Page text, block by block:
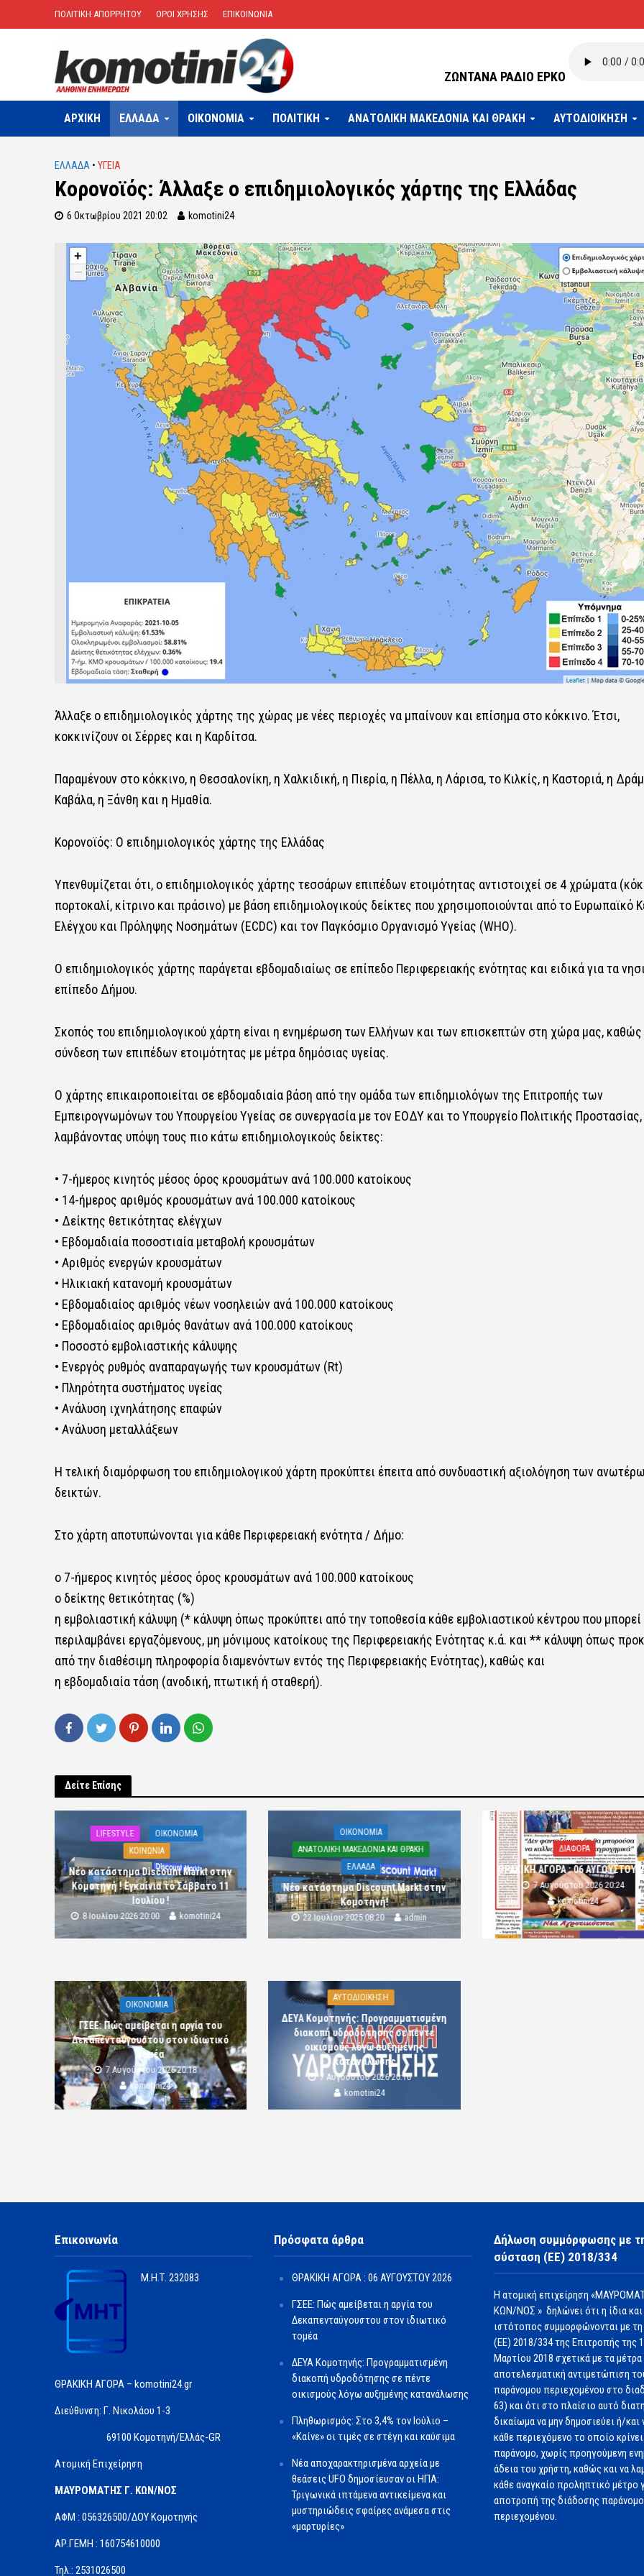
ΠΟΛΙΤΙΚΗ ΑΠΟΡΡΗΤΟΥ ΟΡΟΙ ΧΡΗΣΗΣ ΕΠΙΚΟΙΝΩΝΙΑ
ΖΩΝΤΑΝΑ ΡΑΔΙΟ ΕΡΚΟ
ΑΡΧΙΚΗ ΕΛΛΑΔΑ OIKONOMIA ΠΟΛΙΤΙΚΗ ΑΝΑΤΟΛΙΚΗ ΜΑΚΕΔΟΝΙΑ ΚΑΙ ΘΡΑΚΗ ΑΥΤΟΔΙΟΙΚΗΣΗ
ΕΛΛΑΔΑ • ΥΓΕΙΑ
Κορονοϊός: Άλλαξε ο επιδημιολογικός χάρτης της Ελλάδας
6 Οκτωβρίου 2021 20:02 komotini24
Άλλαξε ο επιδημιολογικός χάρτης της χώρας με νέες περιοχές να μπαίνουν και επίσημα στο κόκκινο. Έτσι,
κοκκινίζουν οι Σέρρες και η Καρδίτσα.
Παραμένουν στο κόκκινο, η Θεσσαλονίκη, η Χαλκιδική, η Πιερία, η Πέλλα, η Λάρισα, το Κιλκίς, η Καστοριά, η
Καβάλα, η Ξάνθη και η Ημαθία.
Κορονοϊός: Ο επιδημιολογικός χάρτης της Ελλάδας
Υπενθυμίζεται ότι, ο επιδημιολογικός χάρτης τεσσάρων επιπέδων ετοιμότητας αντιστοιχεί σε 4 χρώματα
πορτοκαλί, κίτρινο και πράσινο) με βάση επιδημιολογικούς δείκτες που χρησιμοποιούνται από το Ευρωπαϊκό
Ελέγχου και Πρόληψης Νοσημάτων (ECDC) και τον Παγκόσμιο Οργανισμό Υγείας (WHO).
Ο επιδημιολογικός χάρτης παράγεται εβδομαδιαίως σε επίπεδο Περιφερειακής ενότητας και ειδικά για τα
επίπεδο Δήμου.
Σκοπός του επιδημιολογικού χάρτη είναι η ενημέρωση των Ελλήνων και των επισκεπτών στη χώρα μας, καθώς
σύνδεση των επιπέδων ετοιμότητας με μέτρα δημόσιας υγείας.
Ο χάρτης επικαιροποιείται σε εβδομαδιαία βάση από την ομάδα των επιδημιολόγων της Επιτροπής των
Εμπειρογνωμόνων του Υπουργείου Υγείας σε συνεργασία με τον ΕΟΔΥ και το Υπουργείο Πολιτικής Προστασίας,
λαμβάνοντας υπόψη τους πιο κάτω επιδημιολογικούς δείκτες:
• 7-ήμερος κινητός μέσος όρος κρουσμάτων ανά 100.000 κατοίκους
• 14-ήμερος αριθμός κρουσμάτων ανά 100.000 κατοίκους
• Δείκτης θετικότητας ελέγχων
• Εβδομαδιαία ποσοστιαία μεταβολή κρουσμάτων
• Αριθμός ενεργών κρουσμάτων
• Ηλικιακή κατανομή κρουσμάτων
• Εβδομαδιαίος αριθμός νέων νοσηλειών ανά 100.000 κατοίκους
• Εβδομαδιαίος αριθμός θανάτων ανά 100.000 κατοίκους
• Ποσοστό εμβολιαστικής κάλυψης
• Ενεργός ρυθμός αναπαραγωγής των κρουσμάτων (Rt)
• Πληρότητα συστήματος υγείας
• Ανάλυση ιχνηλάτησης επαφών
• Ανάλυση μεταλλάξεων
Η τελική διαμόρφωση του επιδημιολογικού χάρτη προκύπτει έπειτα από συνδυαστική αξιολόγηση των
δεικτών.
Στο χάρτη αποτυπώνονται για κάθε Περιφερειακή ενότητα / Δήμο:
ο 7-ήμερος κινητός μέσος όρος κρουσμάτων ανά 100.000 κατοίκους
ο δείκτης θετικότητας (%)
η εμβολιαστική κάλυψη (* κάλυψη όπως προκύπτει από την τοποθεσία κάθε εμβολιαστικού κέντρου που μπορεί
περιλαμβάνει εργαζόμενους, μη μόνιμους κατοίκους της Περιφερειακής Ενότητας κ.ά. και ** κάλυψη όπως
από την διαθέσιμη πληροφορία διαμενόντων εντός της Περιφερειακής Ενότητας), καθώς και
η εβδομαδιαία τάση (ανοδική, πτωτική ή σταθερή).
Δείτε Επίσης
LIFESTYLE
OIKONOMIA
ΚΟΙΝΩΝΙΑ
Νέο κατάστημα Discount Markt στην
Κομοτηνή ! Εγκαίνια το Σάββατο 11
Ιουλίου !
8 Ιουλίου 2026 20:00 komotini24
OIKONOMIA
ΑΝΑΤΟΛΙΚΗ ΜΑΚΕΔΟΝΙΑ ΚΑΙ ΘΡΑΚΗ
ΕΛΛΑΔΑ
Νέο κατάστημα Discount Markt στην
Κομοτηνή!
22 Ιουλίου 2025 08:20 admin
ΔΙΑΦΟΡΑ
ΘΡΑΚΙΚΗ ΑΓΟΡΑ : 06 ΑΥΓΟΥΣΤΟΥ
7 Αυγούστου 2026 20:24
komotini24
OIKONOMIA
ΓΣΕΕ: Πώς αμείβεται η αργία του
Δεκαπενταύγουστου στον ιδιωτικό
τομέα
7 Αυγούστου 2026 20:18
komotini24
ΑΥΤΟΔΙΟΙΚΗΣΗ
ΔΕΥΑ Κομοτηνής: Προγραμματισμένη
διακοπή υδροδότησης σε πέντε
οικισμούς λόγω αυξημένης
κατανάλωσης
7 Αυγούστου 2026 20:16
komotini24
Επικοινωνία
Μ.Η.Τ. 232083
ΘΡΑΚΙΚΗ ΑΓΟΡΑ – komotini24.gr
Διεύθυνση: Γ. Νικολάου 1-3
69100 Κομοτηνή/Ελλάς-GR
Ατομική Επιχείρηση
ΜΑΥΡΟΜΑΤΗΣ Γ. ΚΩΝ/ΝΟΣ
ΑΦΜ : 056326500/ΔOΥ Κομοτηνής
ΑΡ.ΓΕΜΗ : 160754610000
Τηλ.: 2531026500
Πρόσφατα άρθρα
ΘΡΑΚΙΚΗ ΑΓΟΡΑ : 06 ΑΥΓΟΥΣΤΟΥ 2026
ΓΣΕΕ: Πώς αμείβεται η αργία του
Δεκαπενταύγουστου στον ιδιωτικό
τομέα
ΔΕΥΑ Κομοτηνής: Προγραμματισμένη
διακοπή υδροδότησης σε πέντε
οικισμούς λόγω αυξημένης κατανάλωσης
Πληθωρισμός: Στο 3,4% τον Ιούλιο –
«Καίνε» οι τιμές σε στέγη και καύσιμα
Νέα αποχαρακτηρισμένα αρχεία με
θεάσεις UFO δημοσίευσαν οι ΗΠΑ:
Τριγωνικά ιπτάμενα αντικείμενα και
μυστηριώδεις σφαίρες ανάμεσα στις
«μαρτυρίες»
Δήλωση συμμόρφωσης με
σύσταση (ΕΕ) 2018/334
Η ατομική επιχείρηση
ΚΩΝ/ΝΟΣ » δηλώνει ότι η ίδια
ιστότοπος συμμορφώνονται με
(ΕΕ) 2018/334 της Επιτροπής της
Μαρτίου 2018 σχετικά με τα μέτρα
αποτελεσματική αντιμετώπιση
παράνομου περιεχομένου στο
63) και ότι στο πλαίσιο αυτό
δικαίωμα να μην δημοσιεύει ή/και
κάθε περιεχόμενο το οποίο κρίνει
παράνομο, χωρίς προηγούμενη
άδεια του χρήστη, καθώς και να
κάθε αναγκαίο προληπτικό μέτρο
αποτροπή της διάδοσης
περιεχομένου.